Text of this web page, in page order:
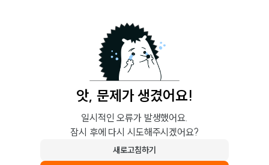
앗, 문제가 생겼어요!
일시적인 오류가 발생했어요.
잠시 후에 다시 시도해주시겠어요?
새로고침하기